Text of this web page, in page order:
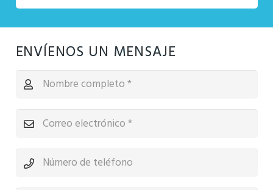
ENVÍENOS UN MENSAJE